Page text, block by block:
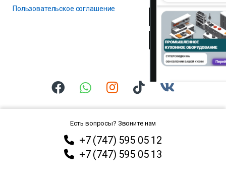
Пользовательское соглашение
Есть вопросы? Звоните нам
+7 (747) 595 05 12
+7 (747) 595 05 13